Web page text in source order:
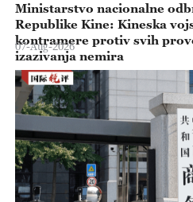
Ministarstvo nacionalne
Republike Kine: Kineska
kontramere protiv svih
izazivanja nemira
07-Aug-2026